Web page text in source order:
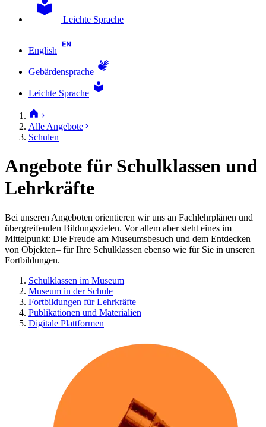
Leichte Sprache
English
Gebärdensprache
Leichte Sprache
Alle Angebote
Schulen
Angebote für Schulklassen und
Lehrkräfte
Bei unseren Angeboten orientieren wir uns an Fachlehrplänen und
übergreifenden Bildungszielen. Vor allem aber steht eines im
Mittelpunkt: Die Freude am Museumsbesuch und dem Entdecken
von Objekten– für Ihre Schulklassen ebenso wie für Sie in unseren
Fortbildungen.
Schulklassen im Museum
Museum in der Schule
Fortbildungen für Lehrkräfte
Publikationen und Materialien
Digitale Plattformen